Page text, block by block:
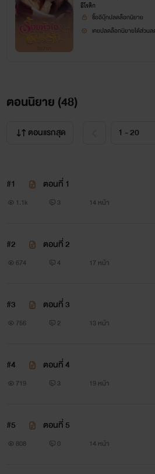
อีโรติก
ซื้ออีบุ๊กปลดล็อกนิยาย
เคยปลดล็อกนิยายได้ส่วน
ตอนนิยาย (48)
ตอนแรกสุด
#1 ตอนที่ 1
1.1k 3 14 หน้า
#2 ตอนที่ 2
674 4 17 หน้า
#3 ตอนที่ 3
756 2 13 หน้า
#4 ตอนที่ 4
719 3 19 หน้า
#5 ตอนที่ 5
808 0 14 หน้า